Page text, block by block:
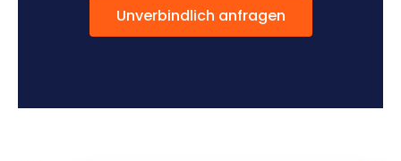
Unverbindlich anfragen